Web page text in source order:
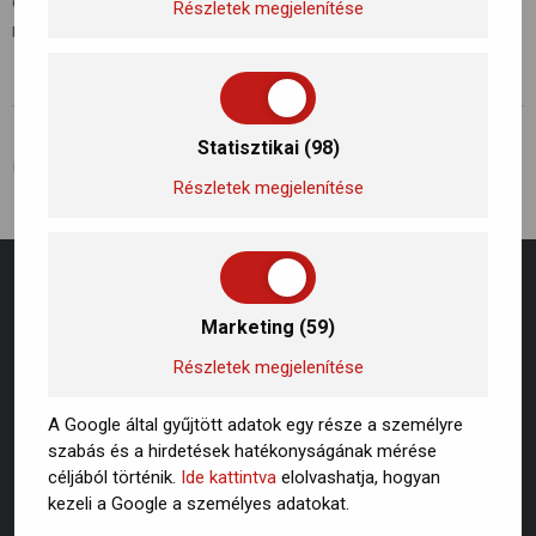
Részletek megjelenítése
Statisztikai (98)
Részletek megjelenítése
Marketing (59)
Részletek megjelenítése
A Google által gyűjtött adatok egy része a személyre
szabás és a hirdetések hatékonyságának mérése
céljából történik. Ide kattintva elolvashatja, hogyan
kezeli a Google a személyes adatokat.
részletekért!
Hogyan csökkenthető a légszennyezettség? Mit tehetünk?
KÖVETKEZŐ BEJEGYZÉS